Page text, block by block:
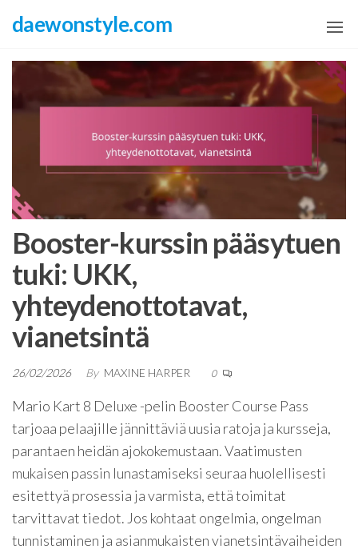
content
daewonstyle.com
Booster-kurssin pääsytuen
tuki: UKK,
yhteydenottotavat,
vianetsintä
26/02/2026 By MAXINE HARPER 0
Mario Kart 8 Deluxe -pelin Booster Course Pass
tarjoaa pelaajille jännittäviä uusia ratoja ja kursseja,
parantaen heidän ajokokemustaan. Vaatimusten
mukaisen passin lunastamiseksi seuraa huolellisesti
esitettyä prosessia ja varmista, että toimitat
tarvittavat tiedot. Jos kohtaat ongelmia, ongelman
tunnistaminen ja asianmukaisten vianetsintävaiheiden